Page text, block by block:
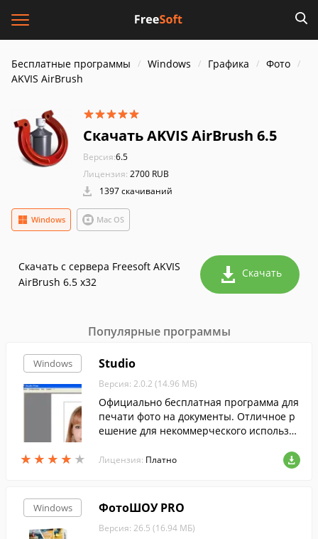
Бесплатные программы Windows Графика
Фото
AKVIS AirBrush
Скачать AKVIS AirBrush 6.5
Версия:6.5
Лицензия: 2700 RUB
1397 скачиваний
Windows Mac OS
Скачать с сервера Freesoft AKVIS
AirBrush 6.5 x32
Скачать
Популярные программы
Windows
★ ★ ★ ★ ★
★ ★ ★ ★ ★
Studio
Версия: 2.0.2 (14.96 МБ)
Официально бесплатная программа для
печати фото на документы. Отличное р
ешение для некоммерческого использов
Лицензия: Платно
Windows ФотоШОУ PRO
Версия: 26.5 (16.94 МБ)